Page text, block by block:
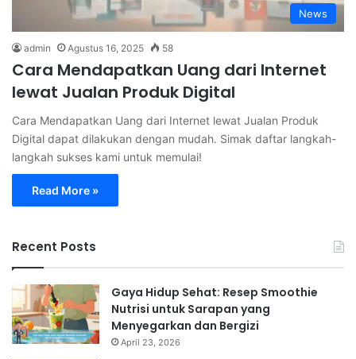
News
admin Agustus 16, 2025 58
Cara Mendapatkan Uang dari Internet
lewat Jualan Produk Digital
Cara Mendapatkan Uang dari Internet lewat Jualan Produk
Digital dapat dilakukan dengan mudah. Simak daftar langkah-
langkah sukses kami untuk memulai!
Read More »
Recent Posts
Gaya Hidup Sehat: Resep Smoothie
Nutrisi untuk Sarapan yang
Menyegarkan dan Bergizi
April 23, 2026